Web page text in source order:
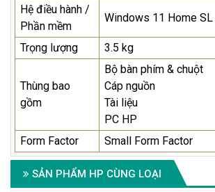
Hệ điều hành /
Phần mềm
Windows 11 Home SL
Trọng lượng 3.5 kg
Thùng bao
gồm
Bộ bàn phím & chuột
Cáp nguồn
Tài liệu
PC HP
Form Factor
Small Form Factor
SẢN PHẨM HP CÙNG LOẠI